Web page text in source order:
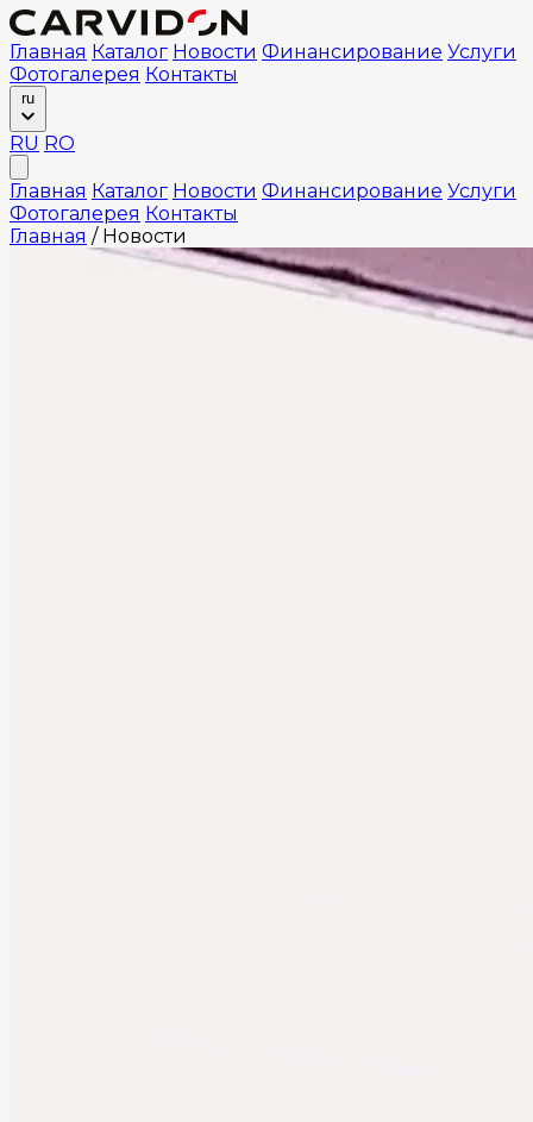
Главная Каталог Новости Финансирование Услуги
Фотогалерея Контакты
ru
RU RO
Главная Каталог Новости Финансирование Услуги
Фотогалерея Контакты
Главная / Новости